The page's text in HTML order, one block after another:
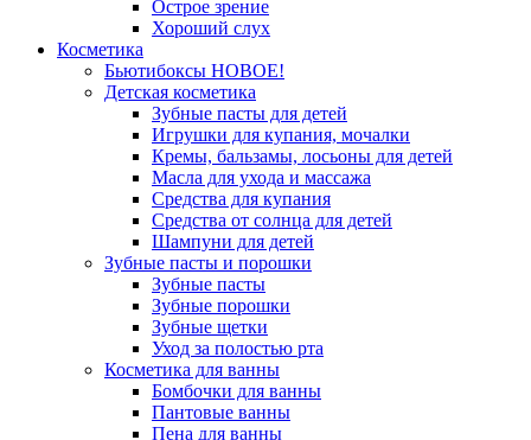
Острое зрение
Хороший слух
Косметика
Бьютибоксы НОВОЕ!
Детская косметика
Зубные пасты для детей
Игрушки для купания, мочалки
Кремы, бальзамы, лосьоны для детей
Масла для ухода и массажа
Средства для купания
Средства от солнца для детей
Шампуни для детей
Зубные пасты и порошки
Зубные пасты
Зубные порошки
Зубные щетки
Уход за полостью рта
Косметика для ванны
Бомбочки для ванны
Пантовые ванны
Пена для ванны